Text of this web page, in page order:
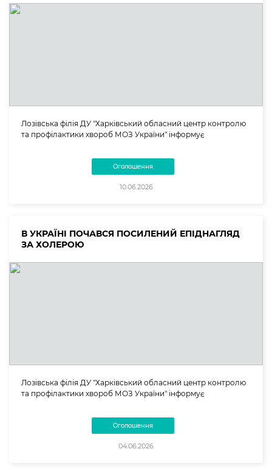
Лозівська філія ДУ "Харківський обласний центр контролю
та профілактики хвороб МОЗ України" інформує
Оголошення
10.06.2026
В УКРАЇНІ ПОЧАВСЯ ПОСИЛЕНИЙ ЕПІДНАГЛЯД
ЗА ХОЛЕРОЮ
Лозівська філія ДУ "Харківський обласний центр контролю
та профілактики хвороб МОЗ України" інформує
Оголошення
04.06.2026